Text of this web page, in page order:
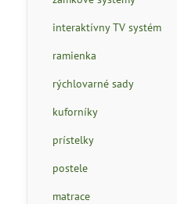
interaktívny TV systém
ramienka
rýchlovarné sady
kuforníky
prístelky
postele
matrace